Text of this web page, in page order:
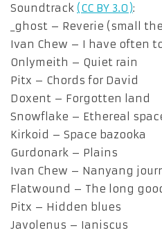
Soundtrack (CC BY 3.0):
_ghost – Reverie (small
Ivan Chew – I have often
Onlymeith – Quiet rain
Pitx – Chords for David
Doxent – Forgotten land
Snowflake – Ethereal
Kirkoid – Space bazooka
Gurdonark – Plains
Ivan Chew – Nanyang
Flatwound – The long
Pitx – Hidden blues
Javolenus – Ianiscus